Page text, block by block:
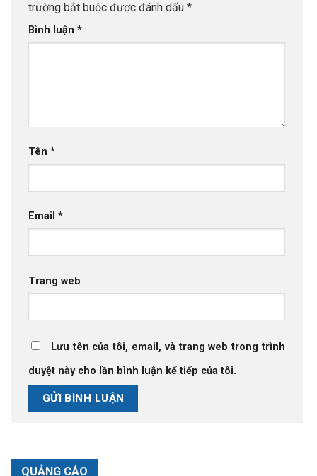
trường bắt buộc được đánh dấu *
Bình luận *
Tên *
Email *
Trang web
Lưu tên của tôi, email, và trang web trong trình
duyệt này cho lần bình luận kế tiếp của tôi.
QUẢNG CÁO